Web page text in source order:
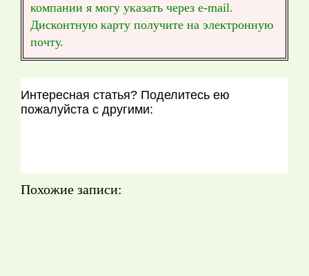
компании я могу указать через e-mail.
Дисконтную карту получите на электронную
почту.
Интересная статья? Поделитесь ею
пожалуйста с другими:
Похожие записи: